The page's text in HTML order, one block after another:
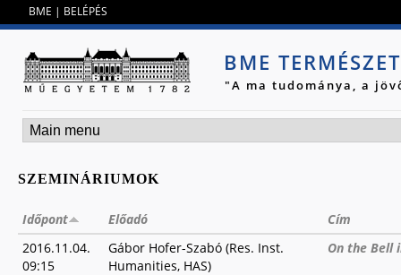
BME | BELÉPÉS
BME
"A ma tudománya, a
SZEMINÁRIUMOK
Időpont Előadó
Cím
2016.11.04.
09:15
Gábor Hofer-Szabó (Res. Inst.
Humanities, HAS)
On the Bell